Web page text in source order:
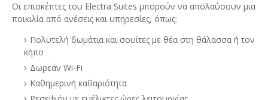
Οι επισκέπτες του Electra Suites μπορούν να απολαύσουν μια
ποικιλία από ανέσεις και υπηρεσίες, όπως:
Πολυτελή δωμάτια και σουίτες με θέα στη θάλασσα ή τον
κήπο
Δωρεάν Wi-Fi
Καθημερινή καθαριότητα